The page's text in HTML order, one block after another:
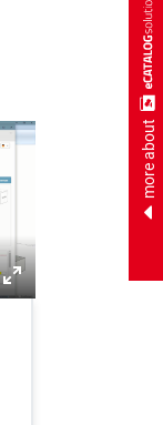
more about
Enter